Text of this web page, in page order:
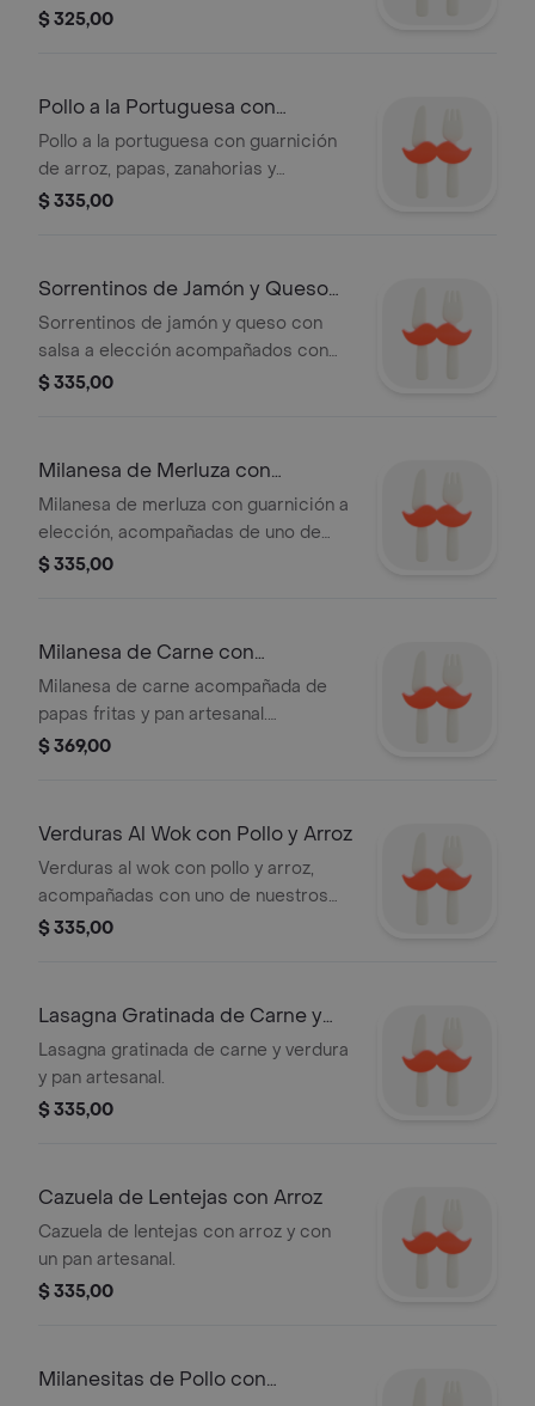
$ 325,00
Pollo a la Portuguesa con
Guarnicion
Pollo a la portuguesa con guarnición
de arroz, papas, zanahorias y
espinacas, acompañado de pan
$ 335,00
Sorrentinos de Jamón y Queso
con Salsa a Elección
Sorrentinos de jamón y queso con
salsa a elección acompañados con
uno de nuestros panes artesanales.
$ 335,00
Milanesa de Merluza con
Guarnición
Milanesa de merluza con guarnición a
elección, acompañadas de uno de
nuestros panes artesanales.
$ 335,00
Milanesa de Carne con
Guarnicion
Milanesa de carne acompañada de
papas fritas y pan artesanal.
Guarnición a elección.
$ 369,00
Verduras Al Wok con Pollo y Arroz
Verduras al wok con pollo y arroz,
acompañadas con uno de nuestros
panes artesanales.
$ 335,00
Lasagna Gratinada de Carne y
Verdura
Lasagna gratinada de carne y verdura
y pan artesanal.
$ 335,00
Cazuela de Lentejas con Arroz
Cazuela de lentejas con arroz y con
un pan artesanal.
$ 335,00
Milanesitas de Pollo con